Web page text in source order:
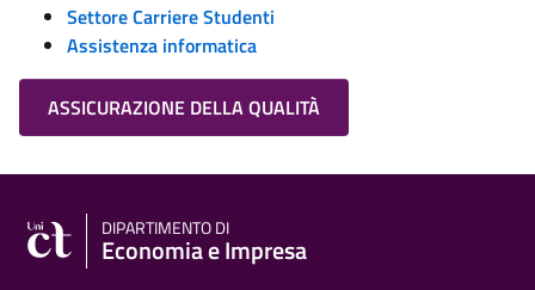
Settore Carriere Studenti
Assistenza informatica
ASSICURAZIONE DELLA QUALITÀ
DIPARTIMENTO DI
Economia e Impresa